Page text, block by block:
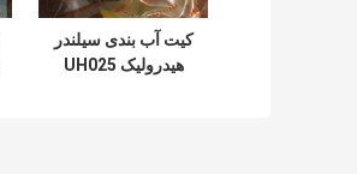
کیت آب بندی سیلندر
هیدرولیک UH025